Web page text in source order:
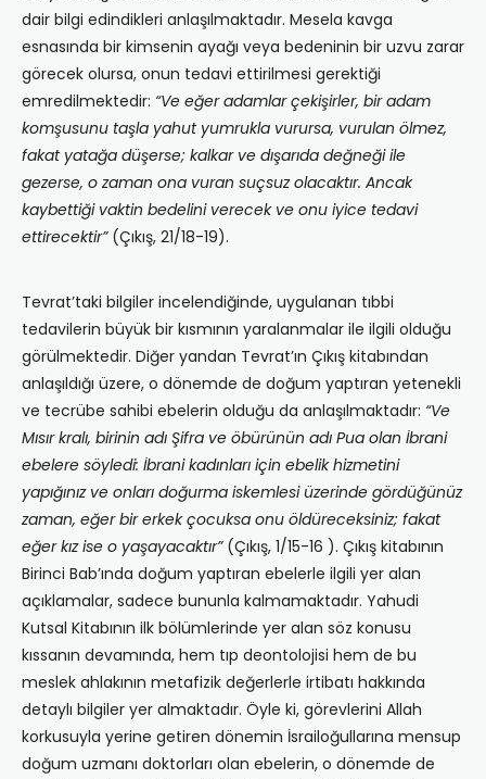
dair bilgi edindikleri anlaşılmaktadır. Mesela kavga
esnasında bir kimsenin ayağı veya bedeninin bir uzvu zarar
görecek olursa, onun tedavi ettirilmesi gerektiği
emredilmektedir: “Ve eğer adamlar çekişirler, bir adam
komşusunu taşla yahut yumrukla vurursa, vurulan ölmez,
fakat yatağa düşerse; kalkar ve dışarıda değneği ile
gezerse, o zaman ona vuran suçsuz olacaktır. Ancak
kaybettiği vaktin bedelini verecek ve onu iyice tedavi
ettirecektir”(Çıkış, 21/18-19).
Tevrat’taki bilgiler incelendiğinde, uygulanan tıbbi
tedavilerin büyük bir kısmının yaralanmalar ile ilgili olduğu
görülmektedir. Diğer yandan Tevrat’ın Çıkış kitabından
anlaşıldığı üzere, o dönemde de doğum yaptıran yetenekli
ve tecrübe sahibi ebelerin olduğu da anlaşılmaktadır: “Ve
Mısır kralı, birinin adı Şifra ve öbürünün adı Pua olan İbrani
ebelere söyledi: İbrani kadınları için ebelik hizmetini
yapığınız ve onları doğurma iskemlesi üzerinde gördüğünüz
zaman, eğer bir erkek çocuksa onu öldüreceksiniz; fakat
eğer kız ise o yaşayacaktır”(Çıkış, 1/15-16 ). Çıkış kitabının
Birinci Bab’ında doğum yaptıran ebelerle ilgili yer alan
açıklamalar, sadece bununla kalmamaktadır. Yahudi
Kutsal Kitabının ilk bölümlerinde yer alan söz konusu
kıssanın devamında, hem tıp deontolojisi hem de bu
meslek ahlakının metafizik değerlerle irtibatı hakkında
detaylı bilgiler yer almaktadır. Öyle ki, görevlerini Allah
korkusuyla yerine getiren dönemin İsrailoğullarına mensup
doğum uzmanı doktorları olan ebelerin, o dönemde de